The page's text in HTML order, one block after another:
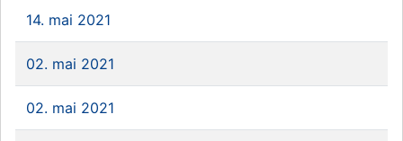
14. mai 2021
02. mai 2021
02. mai 2021